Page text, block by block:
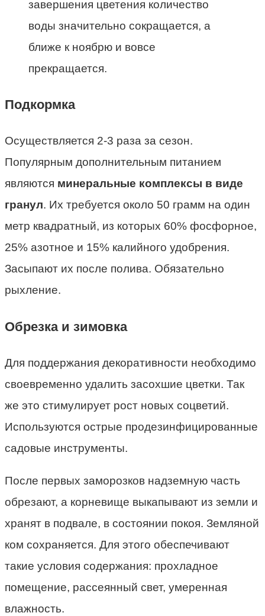
завершения цветения количество
воды значительно сокращается, а
ближе к ноябрю и вовсе
прекращается.
Подкормка
Осуществляется 2-3 раза за сезон.
Популярным дополнительным питанием
являются минеральные комплексы в виде
гранул. Их требуется около 50 грамм на один
метр квадратный, из которых 60% фосфорное,
25% азотное и 15% калийного удобрения.
Засыпают их после полива. Обязательно
рыхление.
Обрезка и зимовка
Для поддержания декоративности необходимо
своевременно удалить засохшие цветки. Так
же это стимулирует рост новых соцветий.
Используются острые продезинфицированные
садовые инструменты.
После первых заморозков надземную часть
обрезают, а корневище выкапывают из земли и
хранят в подвале, в состоянии покоя. Земляной
ком сохраняется. Для этого обеспечивают
такие условия содержания: прохладное
помещение, рассеянный свет, умеренная
влажность.